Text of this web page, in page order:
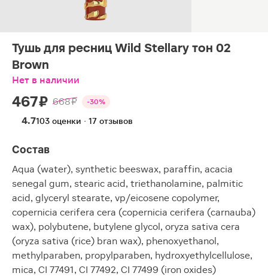
Тушь для ресниц Wild Stellary тон 02
Brown
Нет в наличии
467 ₽ 668 ₽ -30%
4.7103 оценки · 17 отзывов
Состав
Aqua (water), synthetic beeswax, paraffin, acacia
senegal gum, stearic acid, triethanolamine, palmitic
acid, glyceryl stearate, vp/eicosene copolymer,
copernicia cerifera cera (copernicia cerifera (carnauba)
wax), polybutene, butylene glycol, oryza sativa cera
(oryza sativa (rice) bran wax), phenoxyethanol,
methylparaben, propylparaben, hydroxyethylcellulose,
mica, CI 77491, CI 77492, CI 77499 (iron oxides)